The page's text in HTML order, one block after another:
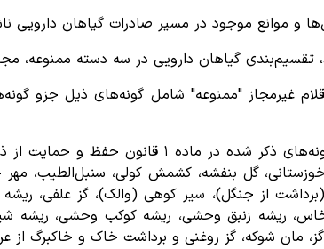
و موانع موجود در مسیر صادرات گیاهان
تقسیم‌بندی گیاهان دارویی در سه دسته ممنوعه،
غیرمجاز "ممنوعه" شامل گونه‌های ذیل جزو
زینلی ادامه داد: این گونه‌ها شامل
گل بنفشه، کشمش کولی، سنبل‌الطیب، مهر
(برداشت از جنگل)، سیر کوهی (والک)، گز علفی،
ریشه زنبق وحشی، ریشه کوکب وحشی، ریشه
مان شوکه، گز روغنی و برداشت خاک و خاکبرگ از